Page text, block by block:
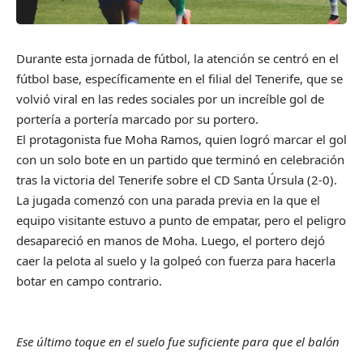
Durante esta jornada de fútbol, la atención se centró en el
fútbol base, específicamente en el filial del Tenerife, que se
volvió viral en las redes sociales por un increíble gol de
portería a portería marcado por su portero.
El protagonista fue Moha Ramos, quien logró marcar el gol
con un solo bote en un partido que terminó en celebración
tras la victoria del Tenerife sobre el CD Santa Úrsula (2-0).
La jugada comenzó con una parada previa en la que el
equipo visitante estuvo a punto de empatar, pero el peligro
desapareció en manos de Moha. Luego, el portero dejó
caer la pelota al suelo y la golpeó con fuerza para hacerla
botar en campo contrario.
Ese último toque en el suelo fue suficiente para que el balón